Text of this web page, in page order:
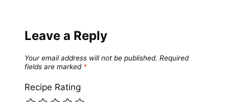
Leave a Reply
Your email address will not be published. Required
fields are marked *
Recipe Rating